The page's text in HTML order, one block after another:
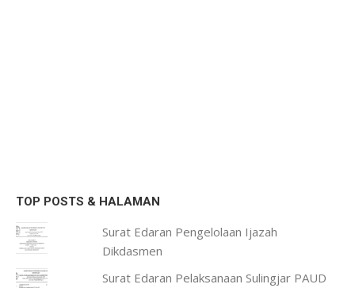
TOP POSTS & HALAMAN
Surat Edaran Pengelolaan Ijazah
Dikdasmen
Surat Edaran Pelaksanaan Sulingjar PAUD